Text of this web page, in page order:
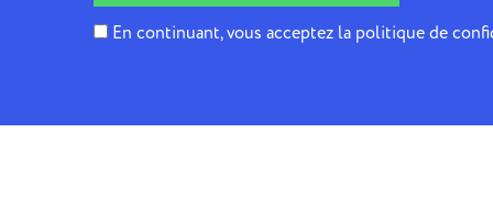
En continuant, vous acceptez la politique de